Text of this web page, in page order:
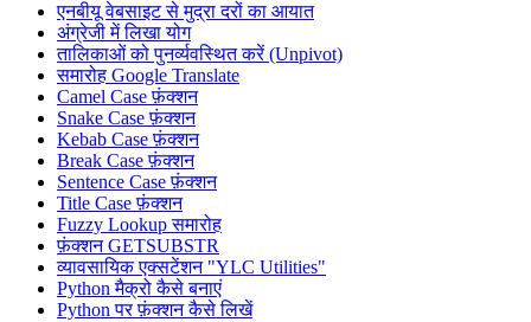
एनबीयू वेबसाइट से मुद्रा दरों का आयात
अंग्रेजी में लिखा योग
तालिकाओं को पुनर्व्यवस्थित करें (Unpivot)
समारोह Google Translate
Camel Case फ़ंक्शन
Snake Case फ़ंक्शन
Kebab Case फ़ंक्शन
Break Case फ़ंक्शन
Sentence Case फ़ंक्शन
Title Case फ़ंक्शन
Fuzzy Lookupसमारोह
फ़ंक्शन GETSUBSTR
व्यावसायिक एक्सटेंशन "YLC Utilities"
Python मैक्रो कैसे बनाएं
Python पर फ़ंक्शन कैसे लिखें